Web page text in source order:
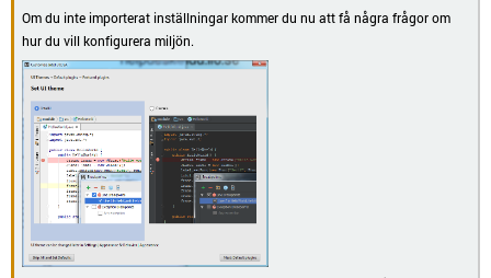
Om du inte importerat inställningar kommer du nu att få några frågor om
hur du vill konfigurera miljön.